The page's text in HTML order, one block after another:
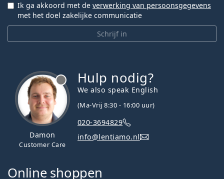
Schrijf in
Ik ga akkoord met de verwerking van persoonsgegevens
met het doel zakelijke communicatie
Damon
Customer Care
Hulp nodig?
We also speak English
(Ma-Vrij 8:30 - 16:00 uur)
020-3694829
info@lentiamo.nl
Online shoppen